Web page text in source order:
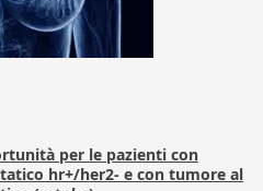
per le pazienti con
hr+/her2- e con tumore al